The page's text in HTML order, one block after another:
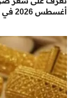
أغسطس 2026 في البنوك